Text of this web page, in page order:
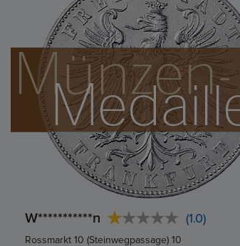
W***********n (1.0)
Rossmarkt 10 (Steinwegpassage) 10